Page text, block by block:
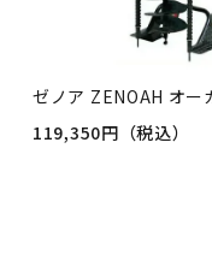
119,350円（税込）